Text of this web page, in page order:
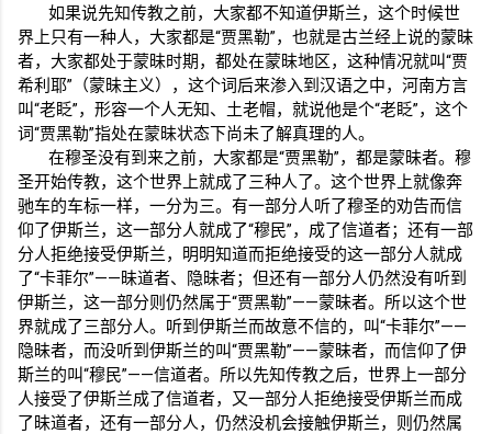
如果说先知传教之前，大家都不知道伊斯兰，这个时候世
界上只有一种人，大家都是“贾黑勒”，也就是古兰经上说的蒙昧
者，大家都处于蒙昧时期，都处在蒙昧地区，这种情况就叫“贾
希利耶”（蒙昧主义），这个词后来渗入到汉语之中，河南方言
叫“老眨”，形容一个人无知、土老帽，就说他是个“老眨”，这个
词“贾黑勒”指处在蒙昧状态下尚未了解真理的人。
在穆圣没有到来之前，大家都是“贾黑勒”，都是蒙昧者。穆
圣开始传教，这个世界上就成了三种人了。这个世界上就像奔
驰车的车标一样，一分为三。有一部分人听了穆圣的劝告而信
仰了伊斯兰，这一部分人就成了“穆民”，成了信道者；还有一部
分人拒绝接受伊斯兰，明明知道而拒绝接受的这一部分人就成
了“卡菲尔”——昧道者、隐昧者；但还有一部分人仍然没有听到
伊斯兰，这一部分则仍然属于“贾黑勒”——蒙昧者。所以这个世
界就成了三部分人。听到伊斯兰而故意不信的，叫“卡菲尔”——
隐昧者，而没听到伊斯兰的叫“贾黑勒”——蒙昧者，而信仰了伊
斯兰的叫“穆民”——信道者。所以先知传教之后，世界上一部分
人接受了伊斯兰成了信道者，又一部分人拒绝接受伊斯兰而成
了昧道者，还有一部分人，仍然没机会接触伊斯兰，则仍然属